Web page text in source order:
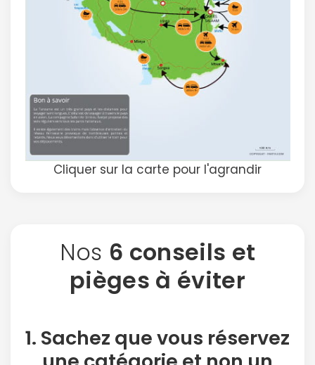
Cliquer sur la carte pour l'agrandir
Nos 6 conseils et
pièges à éviter
1. Sachez que vous réservez